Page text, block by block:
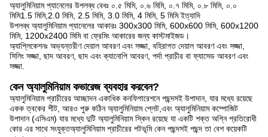
অ্যালুমিনিয়াম প্যানেলের উপলব্ধ বেধঃ ০.৫ মিমি, ০.৬ মিমি, ০.৭ মিমি, ০.৮ মিমি, ০.০
মিমি1.5 মিমি,2.0 মিমি, 2.5 মিমি, 3.0 মিমি, 4 মিমি, 5 মিমি ইত্যাদি
উপলব্ধ অ্যালুমিনিয়াম প্যানেলের আকারঃ 300x300 মিমি, 600x600 মিমি, 600x1200
মিমি, 1200x2400 মিমি বা ফ্রেমিং আকারের জন্য কাস্টমাইজড।
অ্যাপ্লিকেশনঃ অভ্যন্তরীণ দেয়াল আবরণ এবং সজ্জা, বহিরাগত দেয়াল আবরণ এবং সজ্জা,
সিলিং সজ্জা, ছাদ আবরণ, ছাদ এবং ক্যানোপি আবরণ, পর্দা প্রাচীর বা ফ্যাসেড আবরণ এবং
সজ্জা.
কেন অ্যালুমিনিয়াম কভারেজ ব্যবহার করবেন?
অ্যালুমিনিয়াম প্রাচীরের আচ্ছাদন একাধিক কনফিগারেশনে পছন্দসই উপাদান, যার মধ্যে রয়েছে
একক ত্বকের শীট, আরও পুরু কঠিন অ্যালুমিনিয়াম প্লেট,এবং অ্যালুমিনিয়াম কম্পোজিট
উপাদান (এসিএম) যার মধ্যে দুটি অ্যালুমিনিয়াম স্কিন রয়েছে যা একটি শক্ত অগ্নি প্রতিরোধী
কোর এর সাথে সংযুক্তঅ্যালুমিনিয়াম প্রাচীরের পটভূমি কেন পছন্দসই পছন্দ তা বেশ কয়েকটি